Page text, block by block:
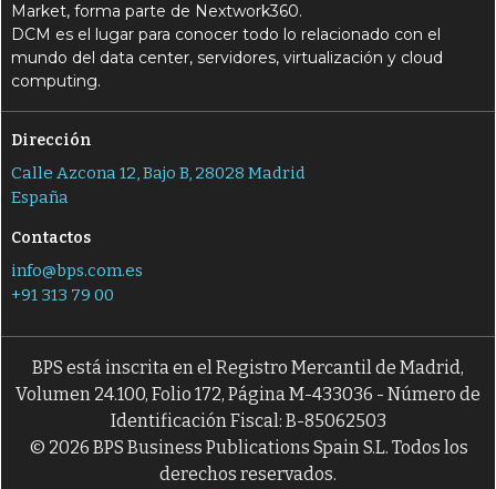
Market, forma parte de Nextwork360.
DCM es el lugar para conocer todo lo relacionado con el
mundo del data center, servidores, virtualización y cloud
computing.
Dirección
Calle Azcona 12, Bajo B, 28028 Madrid
España
Contactos
info@bps.com.es
+91 313 79 00
BPS está inscrita en el Registro Mercantil de Madrid,
Volumen 24.100, Folio 172, Página M-433036 - Número de
Identificación Fiscal: B-85062503
© 2026 BPS Business Publications Spain S.L. Todos los
derechos reservados.